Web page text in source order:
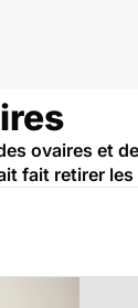
ovaires et
fait retirer